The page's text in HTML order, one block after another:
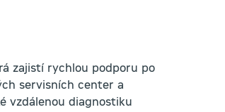
zajistí rychlou podporu po
servisních center a
vzdálenou diagnostiku